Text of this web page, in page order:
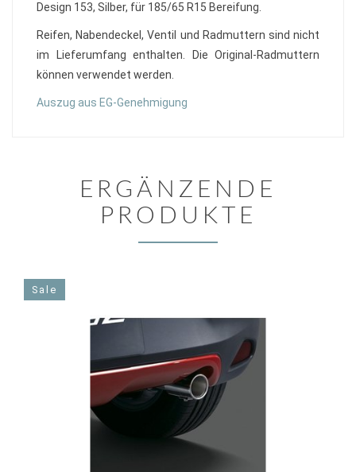
Design 153, Silber, für 185/65 R15 Bereifung.
Reifen, Nabendeckel, Ventil und Radmuttern sind nicht
im Lieferumfang enthalten. Die Original-Radmuttern
können verwendet werden.
Auszug aus EG-Genehmigung
ERGÄNZENDE
PRODUKTE
Sale